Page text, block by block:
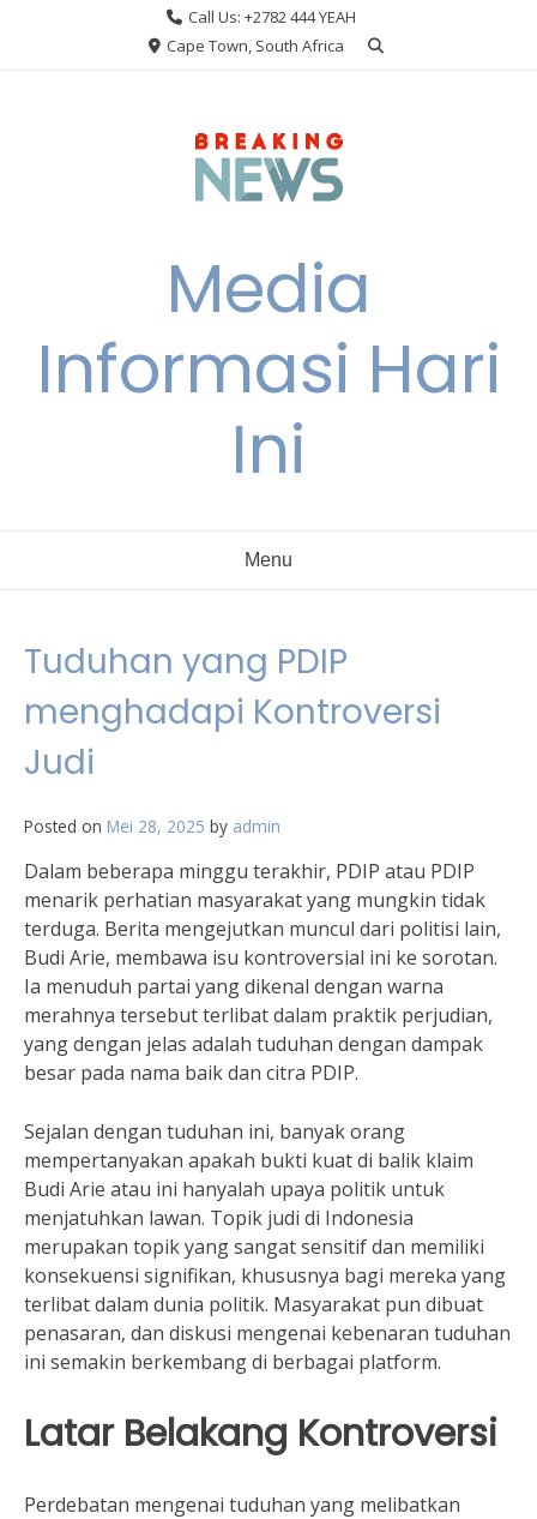
Call Us: +2782 444 YEAH
Cape Town, South Africa
Media
Informasi Hari
Ini
Menu
Tuduhan yang PDIP
menghadapi Kontroversi
Judi
Posted on Mei 28, 2025 by admin
Dalam beberapa minggu terakhir, PDIP atau PDIP
menarik perhatian masyarakat yang mungkin tidak
terduga. Berita mengejutkan muncul dari politisi lain,
Budi Arie, membawa isu kontroversial ini ke sorotan.
Ia menuduh partai yang dikenal dengan warna
merahnya tersebut terlibat dalam praktik perjudian,
yang dengan jelas adalah tuduhan dengan dampak
besar pada nama baik dan citra PDIP.
Sejalan dengan tuduhan ini, banyak orang
mempertanyakan apakah bukti kuat di balik klaim
Budi Arie atau ini hanyalah upaya politik untuk
menjatuhkan lawan. Topik judi di Indonesia
merupakan topik yang sangat sensitif dan memiliki
konsekuensi signifikan, khususnya bagi mereka yang
terlibat dalam dunia politik. Masyarakat pun dibuat
penasaran, dan diskusi mengenai kebenaran tuduhan
ini semakin berkembang di berbagai platform.
Latar Belakang Kontroversi
Perdebatan mengenai tuduhan yang melibatkan